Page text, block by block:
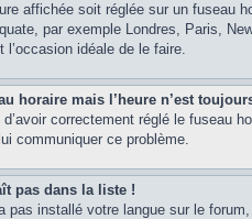
affichée soit réglée sur un
par exemple Londres, Paris,
l’occasion idéale de le faire.
horaire mais l’heure n’est
correctement réglé le fuseau
communiquer ce problème.
pas dans la liste !
pas installé votre langue sur le